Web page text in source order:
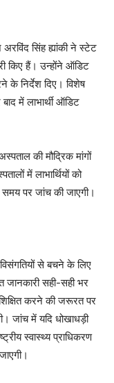
सिंह ह्यांकी ने स्टेट
किए हैं। उन्होंने ऑडिट
के निर्देश दिए। विशेष
में लाभार्थी ऑडिट
की मौद्रिक मांगों
में लाभार्थियों को
पर जांच की जाएगी।
से बचने के लिए
जानकारी सही-सही भर
करने की जरूरत पर
जांच में यदि धोखाधड़ी
स्वास्थ्य प्राधिकरण